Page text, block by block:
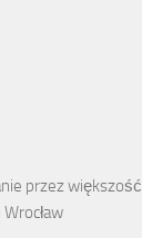
przez większość